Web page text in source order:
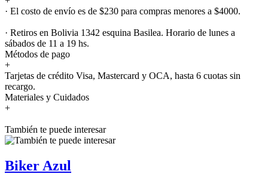
· El costo de envío es de $230 para compras menores a $4000.
· Retiros en Bolivia 1342 esquina Basilea. Horario de lunes a
sábados de 11 a 19 hs.
Métodos de pago
+
Tarjetas de crédito Visa, Mastercard y OCA, hasta 6 cuotas sin
recargo.
Materiales y Cuidados
+
También te puede interesar
Biker Azul